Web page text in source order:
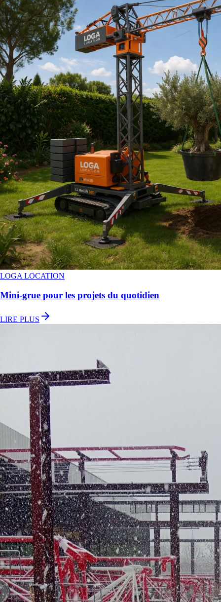
LOGA LOCATION
Mini-grue pour les projets du quotidien
LIRE PLUS